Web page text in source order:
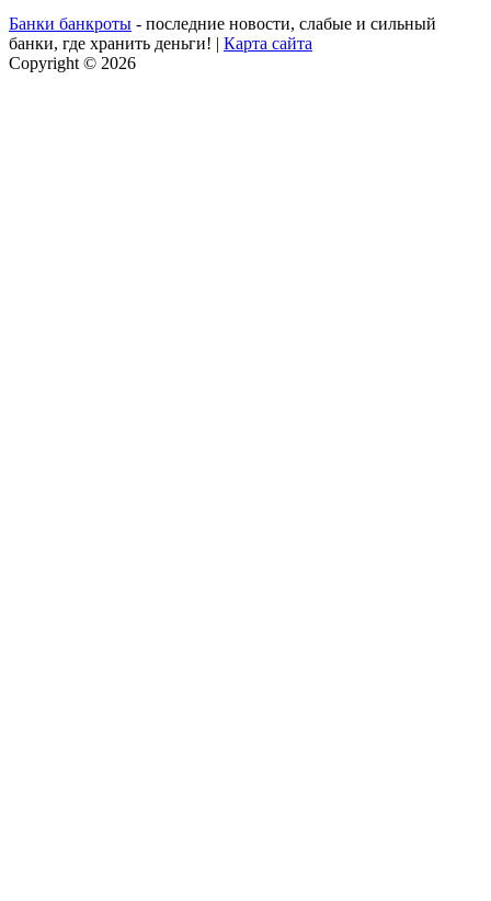
Банки банкроты - последние новости, слабые и сильный
банки, где хранить деньги! | Карта сайта
Copyright © 2026